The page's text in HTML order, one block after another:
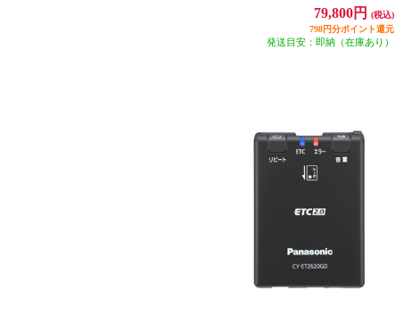
3TB/3番組同時録画/4K放送2番組同時
録画】 DMR4T303J
79,800円
(税込)
798円分ポイント還元
発送目安：即納（在庫あり）